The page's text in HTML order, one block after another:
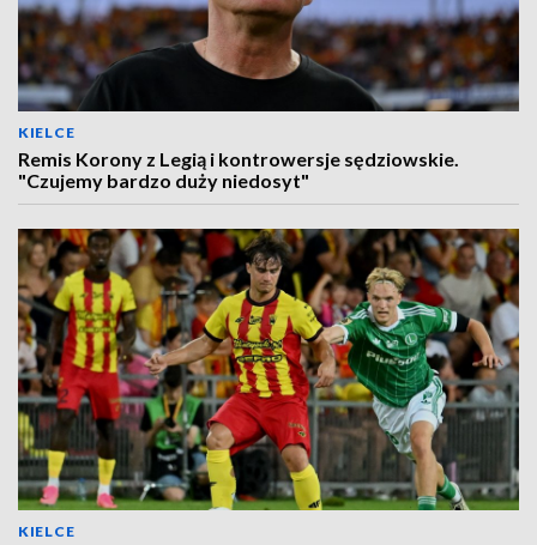
KIELCE
Remis Korony z Legią i kontrowersje sędziowskie.
"Czujemy bardzo duży niedosyt"
KIELCE